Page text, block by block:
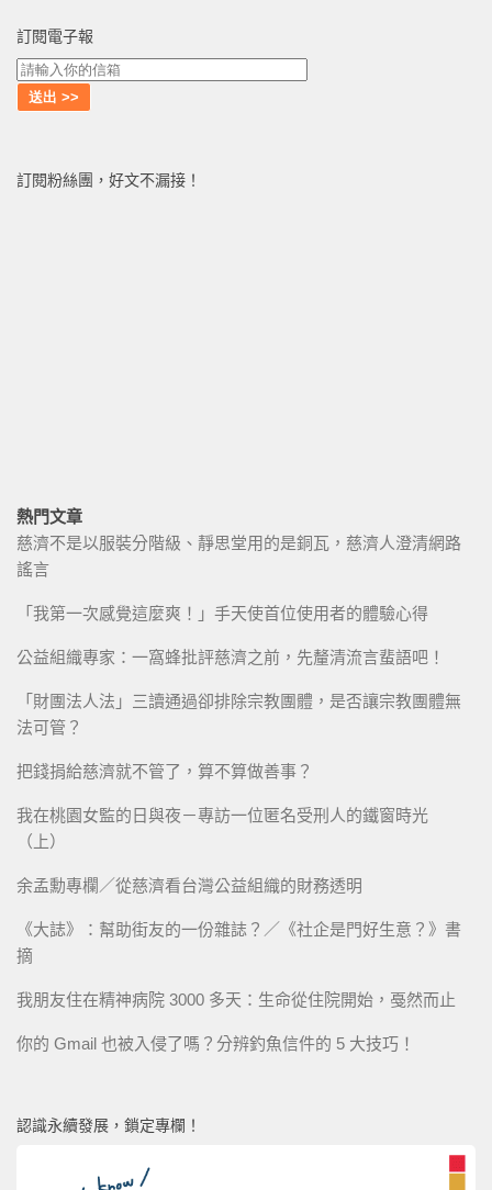
訂閱電子報
訂閱粉絲團，好文不漏接！
熱門文章
慈濟不是以服裝分階級、靜思堂用的是銅瓦，慈濟人澄清網路
謠言
「我第一次感覺這麼爽！」手天使首位使用者的體驗心得
公益組織專家：一窩蜂批評慈濟之前，先釐清流言蜚語吧！
「財團法人法」三讀通過卻排除宗教團體，是否讓宗教團體無
法可管？
把錢捐給慈濟就不管了，算不算做善事？
我在桃園女監的日與夜－專訪一位匿名受刑人的鐵窗時光
（上）
余孟勳專欄／從慈濟看台灣公益組織的財務透明
《大誌》：幫助街友的一份雜誌？／《社企是門好生意？》書
摘
我朋友住在精神病院 3000 多天：生命從住院開始，戞然而止
你的 Gmail 也被入侵了嗎？分辨釣魚信件的 5 大技巧！
認識永續發展，鎖定專欄！